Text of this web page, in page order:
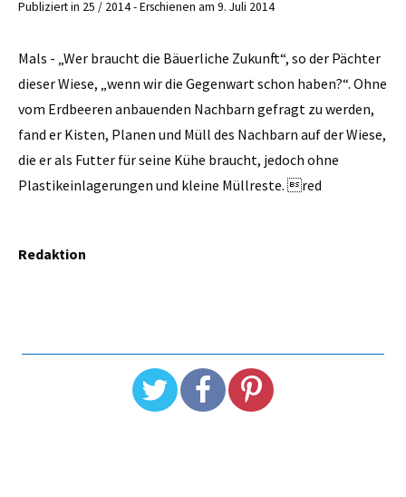
Publiziert in 25 / 2014 - Erschienen am 9. Juli 2014
Mals - „Wer braucht die Bäuerliche Zukunft“, so der Pächter
dieser Wiese, „wenn wir die Gegenwart schon haben?“. Ohne
vom Erdbeeren anbauenden Nachbarn gefragt zu werden,
fand er Kisten, Planen und Müll des Nachbarn auf der Wiese,
die er als Futter für seine Kühe braucht, jedoch ohne
Plastikeinlagerungen und kleine Müllreste. red
Redaktion